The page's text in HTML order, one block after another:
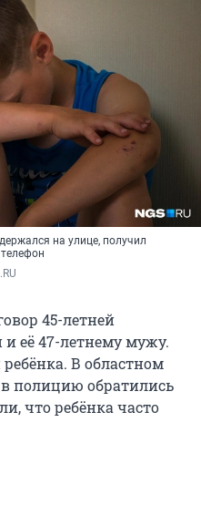
на улице, получил
45-летней
её 47-летнему мужу.
В областном
в полицию обратились
что ребёнка часто